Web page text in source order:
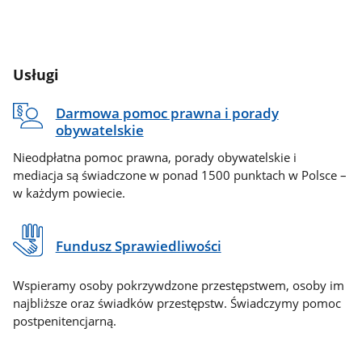
Usługi
Darmowa pomoc prawna i porady
obywatelskie
Nieodpłatna pomoc prawna, porady obywatelskie i
mediacja są świadczone w ponad 1500 punktach w Polsce –
w każdym powiecie.
Fundusz Sprawiedliwości
Wspieramy osoby pokrzywdzone przestępstwem, osoby im
najbliższe oraz świadków przestępstw. Świadczymy pomoc
postpenitencjarną.